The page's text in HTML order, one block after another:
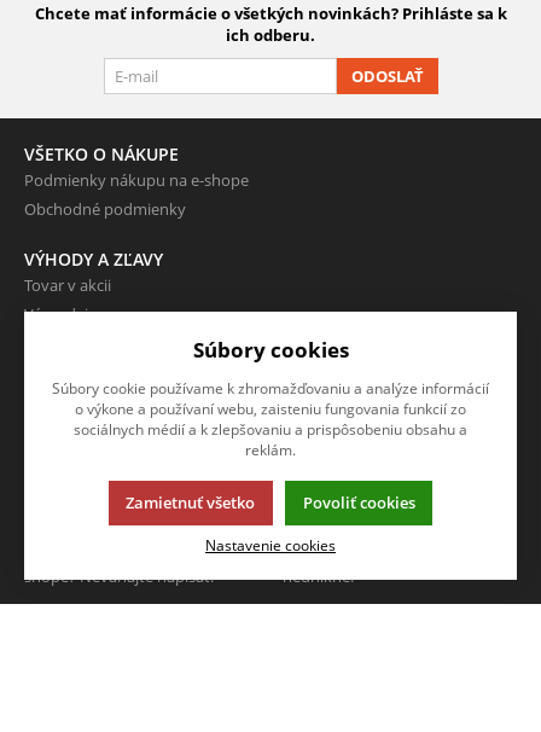
Chcete mať informácie o všetkých novinkách? Prihláste sa k
ich odberu.
ODOSLAŤ
VŠETKO O NÁKUPE
Podmienky nákupu na e-shope
Obchodné podmienky
VÝHODY A ZĽAVY
Tovar v akcii
Výpredaj
O nás
Kontakty
NAPÍŠTE NÁM
našich produktoch alebo e-
shope? Neváhajte napísať.
SLEDUJTE NÁS
sociálnych sieťach, nech Vám nič
neunikne!
Súbory cookies
Súbory cookie používame k zhromažďovaniu a analýze informácií
o výkone a používaní webu, zaisteniu fungovania funkcií zo
sociálnych médií a k zlepšovaniu a prispôsobeniu obsahu a
reklám.
Zamietnuť všetko Povoliť cookies
Nastavenie cookies